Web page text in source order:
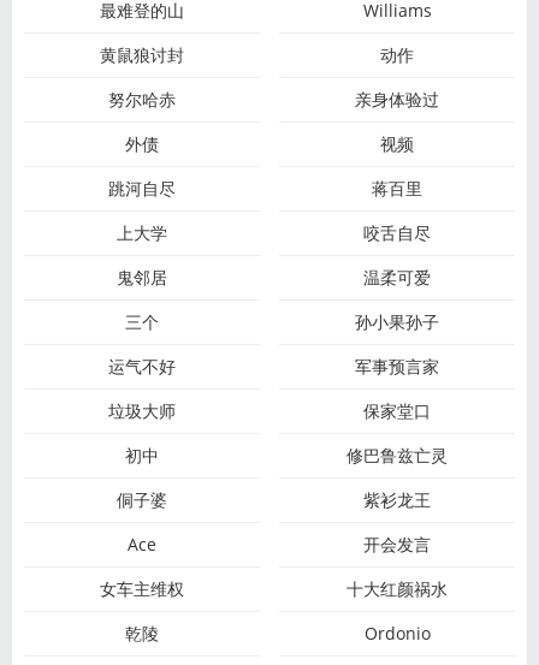
最难登的山
Williams
黄鼠狼讨封
动作
努尔哈赤
亲身体验过
外债
视频
跳河自尽
蒋百里
上大学
咬舌自尽
鬼邻居
温柔可爱
三个
孙小果孙子
运气不好
军事预言家
垃圾大师
保家堂口
初中
修巴鲁兹亡灵
侗子婆
紫衫龙王
Ace
开会发言
女车主维权
十大红颜祸水
乾陵
Ordonio